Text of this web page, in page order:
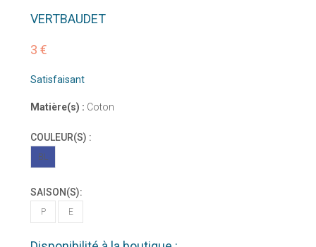
VERTBAUDET
3 €
Satisfaisant
Matière(s) : Coton
COULEUR(S) :
BL
SAISON(S):
P E